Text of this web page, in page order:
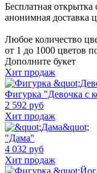
Бесплатная
анонимная доставка
Любое количество
от 1 до 1000 цветов
Дополните букет
Хит продаж
Фигурка "Девочка с
2 592 руб
Хит продаж
"Дама"
4 032 руб
Хит продаж